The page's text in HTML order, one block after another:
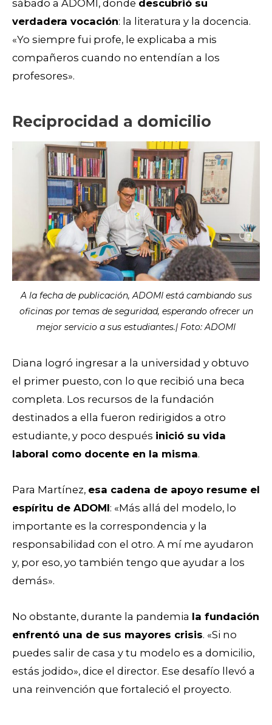
sábado a ADOMI, donde descubrió su
verdadera vocación: la literatura y la docencia.
«Yo siempre fui profe, le explicaba a mis
compañeros cuando no entendían a los
profesores».
Reciprocidad a domicilio
A la fecha de publicación, ADOMI está cambiando sus
oficinas por temas de seguridad, esperando ofrecer un
mejor servicio a sus estudiantes.| Foto: ADOMI
Diana logró ingresar a la universidad y obtuvo
el primer puesto, con lo que recibió una beca
completa. Los recursos de la fundación
destinados a ella fueron redirigidos a otro
estudiante, y poco después inició su vida
laboral como docente en la misma.
Para Martínez, esa cadena de apoyo resume el
espíritu de ADOMI: «Más allá del modelo, lo
importante es la correspondencia y la
responsabilidad con el otro. A mí me ayudaron
y, por eso, yo también tengo que ayudar a los
demás».
No obstante, durante la pandemia la fundación
enfrentó una de sus mayores crisis. «Si no
puedes salir de casa y tu modelo es a domicilio,
estás jodido», dice el director. Ese desafío llevó a
una reinvención que fortaleció el proyecto.